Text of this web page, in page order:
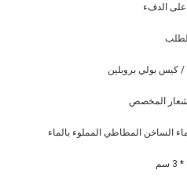
على الدفء
المخصص
الساخن المطاطي المملوء بالماء